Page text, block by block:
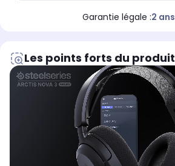
Garantie légale :2 ans
Les points forts du produit